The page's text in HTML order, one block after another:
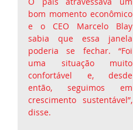
bom momento econômico
e o CEO Marcelo Blay
sabia que essa janela
poderia se fechar. “Foi
uma situação muito
confortável e, desde
então, seguimos em
crescimento sustentável”,
disse.